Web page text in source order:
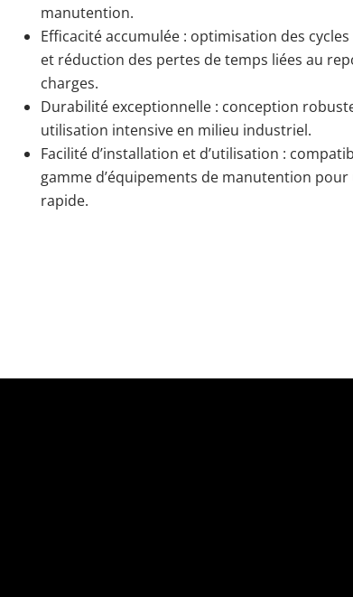
manutention.
Efficacité accumulée : optimisation des
et réduction des pertes de temps liées au
charges.
Durabilité exceptionnelle : conception
utilisation intensive en milieu industriel.
Facilité d’installation et d’utilisation :
gamme d’équipements de manutention
rapide.